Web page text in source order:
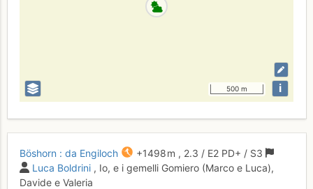
500 m i
Böshorn : da Engiloch +1498 m , 2.3 / E2 PD+ / S3
Luca Boldrini , Io, e i gemelli Gomiero (Marco e Luca),
Davide e Valeria